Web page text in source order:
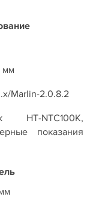
мм
Marlin-2.0.8.2
HT‐NTC100K,
показания